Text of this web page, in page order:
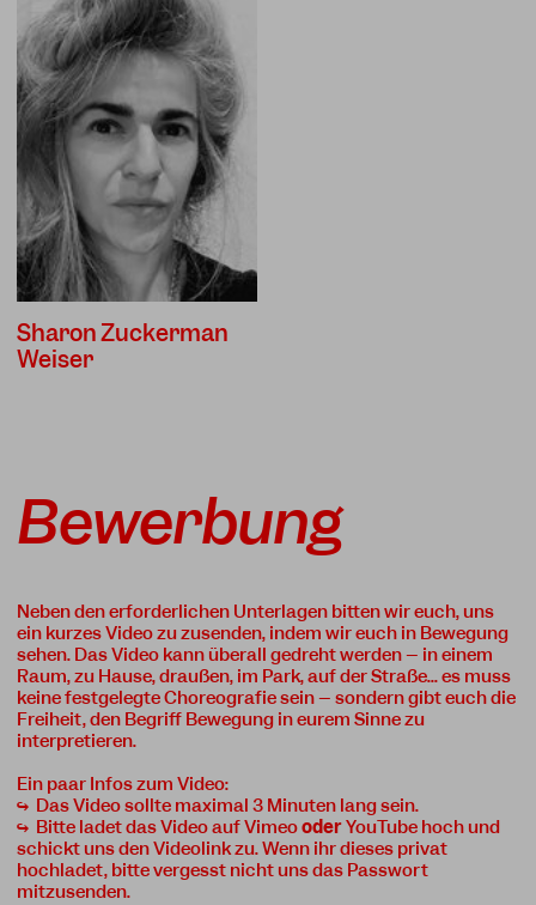
Sharon Zuckerman
Weiser
Bewerbung
Neben den erforderlichen Unterlagen bitten wir euch, uns
ein kurzes Video zu zusenden, indem wir euch in Bewegung
sehen. Das Video kann überall gedreht werden – in einem
Raum, zu Hause, draußen, im Park, auf der Straße... es muss
keine festgelegte Choreografie sein – sondern gibt euch die
Freiheit, den Begriff Bewegung in eurem Sinne zu
interpretieren.
Ein paar Infos zum Video:
↪ Das Video sollte maximal 3 Minuten lang sein.
↪ Bitte ladet das Video auf VimeooderYouTube hoch und
schickt uns den Videolink zu. Wenn ihr dieses privat
hochladet, bitte vergesst nicht uns das Passwort
mitzusenden.